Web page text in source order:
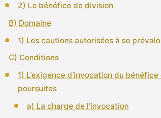
2) Le bénéfice de division
B) Domaine
1) Les cautions autorisées à se
C) Conditions
1) L’exigence d’invocation du
poursuites
a) La charge de l’invocation